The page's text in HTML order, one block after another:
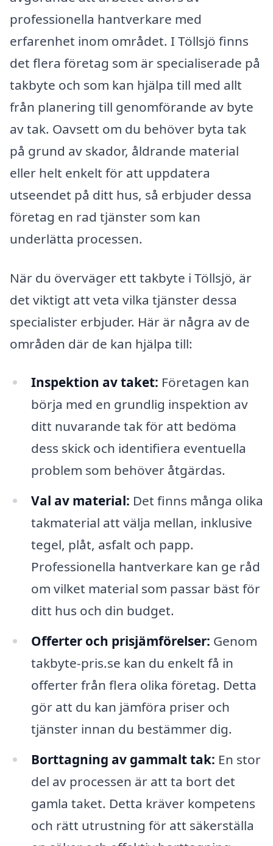
professionella hantverkare med
erfarenhet inom området. I Töllsjö finns
det flera företag som är specialiserade på
takbyte och som kan hjälpa till med allt
från planering till genomförande av byte
av tak. Oavsett om du behöver byta tak
på grund av skador, åldrande material
eller helt enkelt för att uppdatera
utseendet på ditt hus, så erbjuder dessa
företag en rad tjänster som kan
underlätta processen.
När du överväger ett takbyte i Töllsjö, är
det viktigt att veta vilka tjänster dessa
specialister erbjuder. Här är några av de
områden där de kan hjälpa till:
Inspektion av taket: Företagen kan
börja med en grundlig inspektion av
ditt nuvarande tak för att bedöma
dess skick och identifiera eventuella
problem som behöver åtgärdas.
Val av material: Det finns många olika
takmaterial att välja mellan, inklusive
tegel, plåt, asfalt och papp.
Professionella hantverkare kan ge råd
om vilket material som passar bäst för
ditt hus och din budget.
Offerter och prisjämförelser: Genom
takbyte-pris.se kan du enkelt få in
offerter från flera olika företag. Detta
gör att du kan jämföra priser och
tjänster innan du bestämmer dig.
Borttagning av gammalt tak: En stor
del av processen är att ta bort det
gamla taket. Detta kräver kompetens
och rätt utrustning för att säkerställa